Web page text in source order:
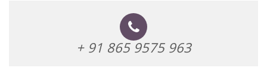
+ 91 865 9575 963